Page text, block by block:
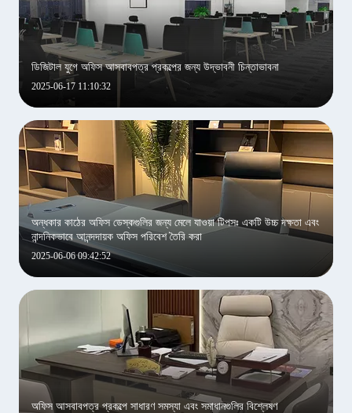
2025-06-17 11:10:32
ডিজিটাল যুগে অফিস আসবাবপত্র প্রকল্পের জন্য উদ্ভাবনী চিন্তাভাবনা
2025-06-06 09:42:52
অন্ধকার কাঠের অফিস ডেস্কগুলির জন্য মেলে যাওয়া টিপসঃ একটি উচ্চ দক্ষতা এবং
নান্দনিকভাবে আনন্দদায়ক অফিস পরিবেশ তৈরি করা
অফিস আসবাবপত্র প্রকল্পে সাধারণ সমস্যা এবং সমাধানগুলির বিশ্লেষণ